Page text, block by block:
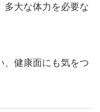
多大な体力を必要な
、健康面にも気をつ